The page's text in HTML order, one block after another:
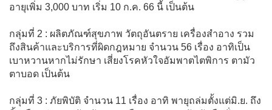
อายุเพิ่ม 3,000 บาท เริ่ม 10 ก.ค. 66 นี้ เป็นต้น
กลุ่มที่ 2 : ผลิตภัณฑ์สุขภาพ วัตถุอันตราย เครื่องสำอาง รวม
ถึงสินค้าและบริการที่ผิดกฎหมาย จำนวน 56 เรื่อง อาทิเป็น
เบาหวานหากไม่รักษา เสี่ยงโรคหัวใจอัมพาตไตพิการ ตามัว
ตาบอด เป็นต้น
กลุ่มที่ 3 : ภัยพิบัติ จำนวน 11 เรื่อง อาทิ พายุถล่มตั้งแต่มิ.ย. ถึง